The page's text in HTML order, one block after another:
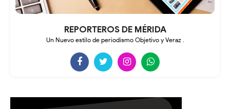
REPORTEROS DE MÉRIDA
Un Nuevo estilo de periodismo Objetivo y Veraz .